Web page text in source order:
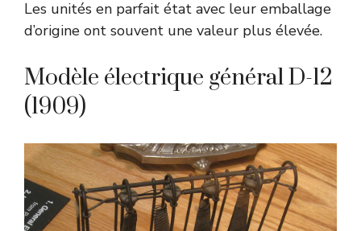
Les unités en parfait état avec leur emballage
d’origine ont souvent une valeur plus élevée.
Modèle électrique général D-12
(1909)